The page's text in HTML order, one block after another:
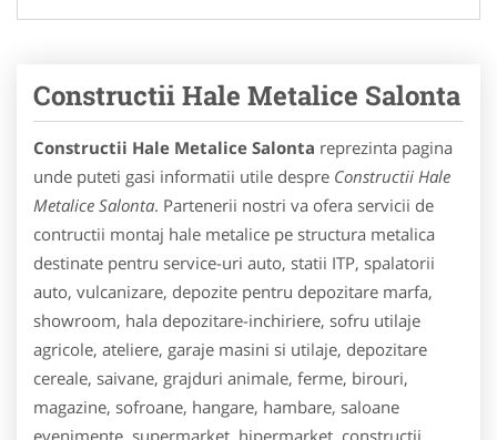
Constructii Hale Metalice Salonta
Constructii Hale Metalice Salonta reprezinta pagina
unde puteti gasi informatii utile despre Constructii Hale
Metalice Salonta. Partenerii nostri va ofera servicii de
contructii montaj hale metalice pe structura metalica
destinate pentru service-uri auto, statii ITP, spalatorii
auto, vulcanizare, depozite pentru depozitare marfa,
showroom, hala depozitare-inchiriere, sofru utilaje
agricole, ateliere, garaje masini si utilaje, depozitare
cereale, saivane, grajduri animale, ferme, birouri,
magazine, sofroane, hangare, hambare, saloane
evenimente, supermarket, hipermarket, constructii